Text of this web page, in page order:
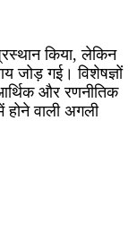
किया, लेकिन
जोड़ गई। विशेषज्ञों
और रणनीतिक
वाली अगली